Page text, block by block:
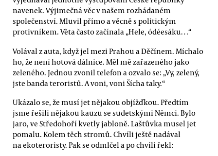
navenek. Výjimečná věc v našem rozhádaném
společenství. Mluvil přímo a věcně s politickým
protivníkem. Věta často začínala „Hele, ódéesáku…“
Volával z auta, když jel mezi Prahou a Děčínem. Míchalo
ho, že není hotová dálnice. Měl mě zařazeného jako
zeleného. Jednou zvonil telefon a ozvalo se: „Vy, zelený,
jste banda teroristů. A voni, voni Šícha taky.“
Ukázalo se, že musí jet nějakou objížďkou. Předtím
jsme řešili nějakou kauzu se sudetskými Němci. Bylo
jaro, ve Středohoří kvetly jabloně. Laštůvka musel jet
pomalu. Kolem těch stromů. Chvíli ještě nadával
na ekoteroristy. Pak se odmlčel a po chvíli řekl: